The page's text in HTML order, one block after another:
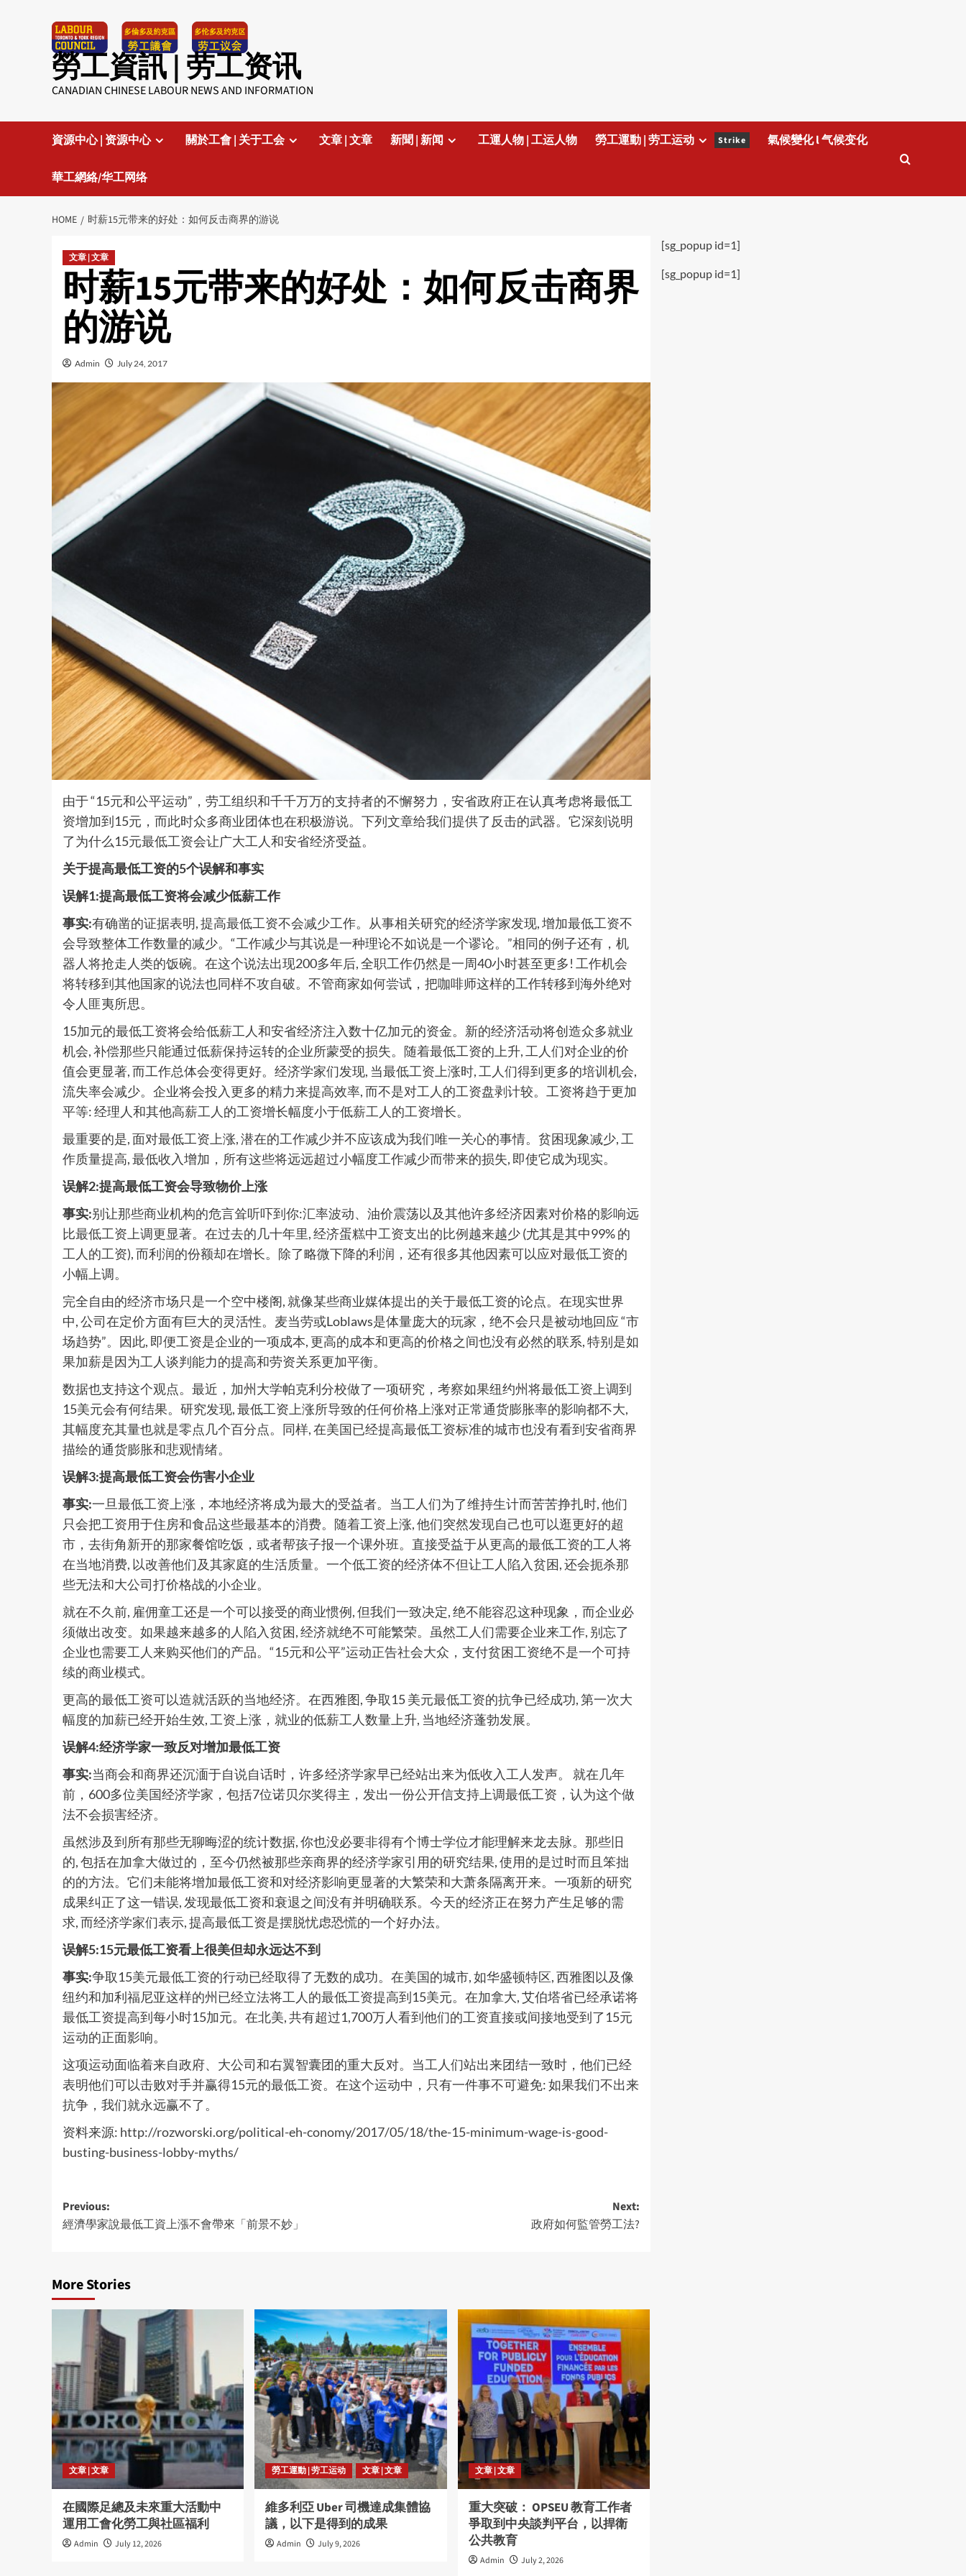
勞工資訊 | 劳工资讯
CANADIAN CHINESE LABOUR NEWS AND INFORMATION
資源中心 | 资源中心 關於工會 | 关于工会 文章 | 文章 新聞 | 新闻 工運人物 | 工运人物 勞工運動 | 劳工运动 Strike 氣候變化 l 气候变化
華工網絡/华工网络
HOME 时薪15元带来的好处：如何反击商界的游说
文章 | 文章
时薪15元带来的好处：如何反击商界
的游说
Admin July 24, 2017
由于 “15元和公平运动”，劳工组织和千千万万的支持者的不懈努力，安省政府正在认真考虑将最低工
资增加到15元，而此时众多商业团体也在积极游说。下列文章给我们提供了反击的武器。它深刻说明
了为什么15元最低工资会让广大工人和安省经济受益。
关于提高最低工资的5个误解和事实
误解1:提高最低工资将会减少低薪工作
事实:有确凿的证据表明, 提高最低工资不会减少工作。从事相关研究的经济学家发现, 增加最低工资不
会导致整体工作数量的减少。“工作减少与其说是一种理论不如说是一个谬论。”相同的例子还有，机
器人将抢走人类的饭碗。在这个说法出现200多年后, 全职工作仍然是一周40小时甚至更多! 工作机会
将转移到其他国家的说法也同样不攻自破。不管商家如何尝试，把咖啡师这样的工作转移到海外绝对
令人匪夷所思。
15加元的最低工资将会给低薪工人和安省经济注入数十亿加元的资金。新的经济活动将创造众多就业
机会, 补偿那些只能通过低薪保持运转的企业所蒙受的损失。随着最低工资的上升, 工人们对企业的价
值会更显著, 而工作总体会变得更好。经济学家们发现, 当最低工资上涨时, 工人们得到更多的培训机会,
流失率会减少。企业将会投入更多的精力来提高效率, 而不是对工人的工资盘剥计较。工资将趋于更加
平等: 经理人和其他高薪工人的工资增长幅度小于低薪工人的工资增长。
最重要的是, 面对最低工资上涨, 潜在的工作减少并不应该成为我们唯一关心的事情。贫困现象减少, 工
作质量提高, 最低收入增加，所有这些将远远超过小幅度工作减少而带来的损失, 即使它成为现实。
误解2:提高最低工资会导致物价上涨
事实:别让那些商业机构的危言耸听吓到你:汇率波动、油价震荡以及其他许多经济因素对价格的影响远
比最低工资上调更显著。在过去的几十年里, 经济蛋糕中工资支出的比例越来越少 (尤其是其中99% 的
工人的工资), 而利润的份额却在增长。除了略微下降的利润，还有很多其他因素可以应对最低工资的
小幅上调。
完全自由的经济市场只是一个空中楼阁, 就像某些商业媒体提出的关于最低工资的论点。在现实世界
中, 公司在定价方面有巨大的灵活性。麦当劳或Loblaws是体量庞大的玩家，绝不会只是被动地回应 “市
场趋势”。因此, 即便工资是企业的一项成本, 更高的成本和更高的价格之间也没有必然的联系, 特别是如
果加薪是因为工人谈判能力的提高和劳资关系更加平衡。
数据也支持这个观点。最近，加州大学帕克利分校做了一项研究，考察如果纽约州将最低工资上调到
15美元会有何结果。研究发现, 最低工资上涨所导致的任何价格上涨对正常通货膨胀率的影响都不大,
其幅度充其量也就是零点几个百分点。同样, 在美国已经提高最低工资标准的城市也没有看到安省商界
描绘的通货膨胀和悲观情绪。
误解3:提高最低工资会伤害小企业
事实:一旦最低工资上涨，本地经济将成为最大的受益者。当工人们为了维持生计而苦苦挣扎时, 他们
只会把工资用于住房和食品这些最基本的消费。随着工资上涨, 他们突然发现自己也可以逛更好的超
市，去街角新开的那家餐馆吃饭，或者帮孩子报一个课外班。直接受益于从更高的最低工资的工人将
在当地消费, 以改善他们及其家庭的生活质量。一个低工资的经济体不但让工人陷入贫困, 还会扼杀那
些无法和大公司打价格战的小企业。
就在不久前, 雇佣童工还是一个可以接受的商业惯例, 但我们一致决定, 绝不能容忍这种现象，而企业必
须做出改变。如果越来越多的人陷入贫困, 经济就绝不可能繁荣。虽然工人们需要企业来工作, 别忘了
企业也需要工人来购买他们的产品。“15元和公平”运动正告社会大众，支付贫困工资绝不是一个可持
续的商业模式。
更高的最低工资可以造就活跃的当地经济。在西雅图, 争取15 美元最低工资的抗争已经成功, 第一次大
幅度的加薪已经开始生效, 工资上涨，就业的低薪工人数量上升, 当地经济蓬勃发展。
误解4:经济学家一致反对增加最低工资
事实:当商会和商界还沉湎于自说自话时，许多经济学家早已经站出来为低收入工人发声。 就在几年
前，600多位美国经济学家，包括7位诺贝尔奖得主，发出一份公开信支持上调最低工资，认为这个做
法不会损害经济。
虽然涉及到所有那些无聊晦涩的统计数据, 你也没必要非得有个博士学位才能理解来龙去脉。那些旧
的, 包括在加拿大做过的，至今仍然被那些亲商界的经济学家引用的研究结果, 使用的是过时而且笨拙
的的方法。它们未能将增加最低工资和对经济影响更显著的大繁荣和大萧条隔离开来。一项新的研究
成果纠正了这一错误, 发现最低工资和衰退之间没有并明确联系。今天的经济正在努力产生足够的需
求, 而经济学家们表示, 提高最低工资是摆脱忧虑恐慌的一个好办法。
误解5:15元最低工资看上很美但却永远达不到
事实:争取15美元最低工资的行动已经取得了无数的成功。在美国的城市, 如华盛顿特区, 西雅图以及像
纽约和加利福尼亚这样的州已经立法将工人的最低工资提高到15美元。在加拿大, 艾伯塔省已经承诺将
最低工资提高到每小时15加元。在北美, 共有超过1,700万人看到他们的工资直接或间接地受到了15元
运动的正面影响。
这项运动面临着来自政府、大公司和右翼智囊团的重大反对。当工人们站出来团结一致时，他们已经
表明他们可以击败对手并赢得15元的最低工资。在这个运动中，只有一件事不可避免: 如果我们不出来
抗争，我们就永远赢不了。
资料来源: http://rozworski.org/political-eh-conomy/2017/05/18/the-15-minimum-wage-is-good-
busting-business-lobby-myths/
Post
navigation
Previous:
經濟學家說最低工資上漲不會帶來「前景不妙」
Next:
政府如何監管勞工法?
More Stories
文章 | 文章
在國際足總及未來重大活動中
運用工會化勞工與社區福利
Admin July 12, 2026
勞工運動 | 劳工运动 文章 | 文章
維多利亞 Uber 司機達成集體協
議，以下是得到的成果
Admin July 9, 2026
文章 | 文章
重大突破： OPSEU 教育工作者
爭取到中央談判平台，以捍衛
公共教育
Admin July 2, 2026
[sg_popup id=1]
[sg_popup id=1]